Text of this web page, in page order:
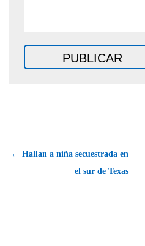
← Hallan a niña secuestrada en
el sur de Texas